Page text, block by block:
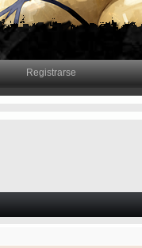
Registrarse